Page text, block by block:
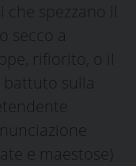
spezzano il
secco a
rifiorito, o il
sulla
e maestose)